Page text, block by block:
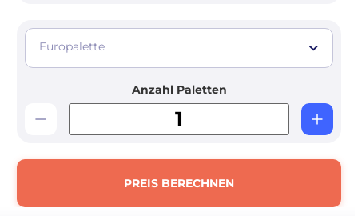
Europalette
Anzahl Paletten
PREIS BERECHNEN